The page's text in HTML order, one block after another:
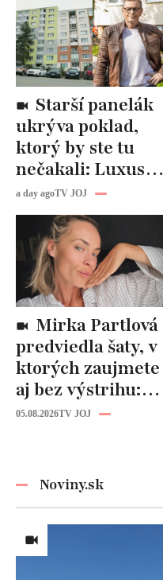
ukrýva poklad,
ktorý by ste tu
nečakali: Luxusná
kuchyňa aj
kúpeľňa ako z
novostavby!
a day agoTV JOJ
predviedla šaty, v
ktorých zaujmete
aj bez výstrihu:
Ich čaro je v tomto
05.08.2026TV JOJ
Noviny.sk